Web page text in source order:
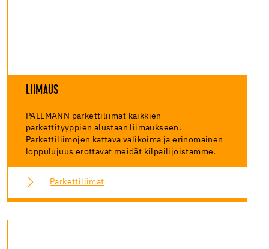
LIIMAUS
PALLMANN parkettiliimat kaikkien
parkettityyppien alustaan liimaukseen.
Parkettiliimojen kattava valikoima ja erinomainen
loppulujuus erottavat meidät kilpailijoistamme.
Parkettiliimat